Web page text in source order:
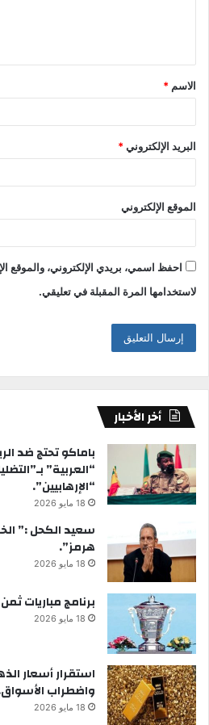
ق
*
الاسم *
البريد الإلكتروني*
الموقع الإلكتروني
احفظ اسمي، بريدي الإلكتروني، والموقع
لاستخدامها المرة المقبلة في تعليقي.
أخر الأخبار
باماكو تحتج ضد
“العربية”
“الإرهابيين”.
18 مايو 2026
سعيد الكحل :”
هرمز”.
18 مايو 2026
برنامج مباريات
18 مايو 2026
استقرار أسعار
واضطراب
18 مايو 2026